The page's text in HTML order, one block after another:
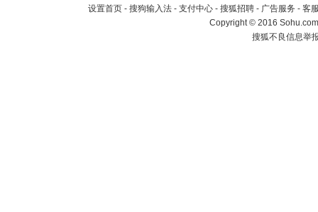
设置首页 - 搜狗输入法 - 支付中心 - 搜狐招聘 - 广告服务 - 客
Copyright©2016
搜狐不良信息举